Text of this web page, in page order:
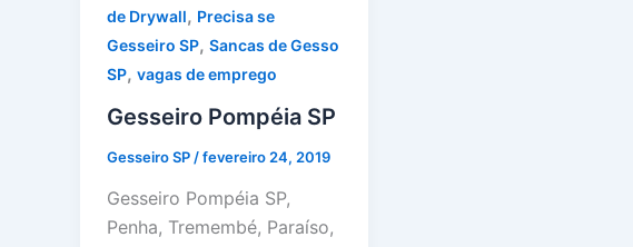
de Drywall, Precisa se
Gesseiro SP, Sancas de Gesso
SP, vagas de emprego
Gesseiro Pompéia SP
Gesseiro SP /fevereiro 24, 2019
Gesseiro Pompéia SP,
Penha, Tremembé, Paraíso,